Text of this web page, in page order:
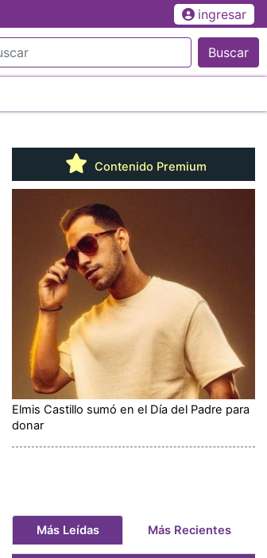
ingresar
Buscar
Contenido Premium
Elmis Castillo sumó en el Día del Padre para
donar
Más Leídas Más Recientes